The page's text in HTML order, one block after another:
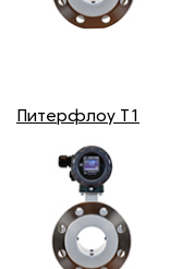
Питерфлоу T1